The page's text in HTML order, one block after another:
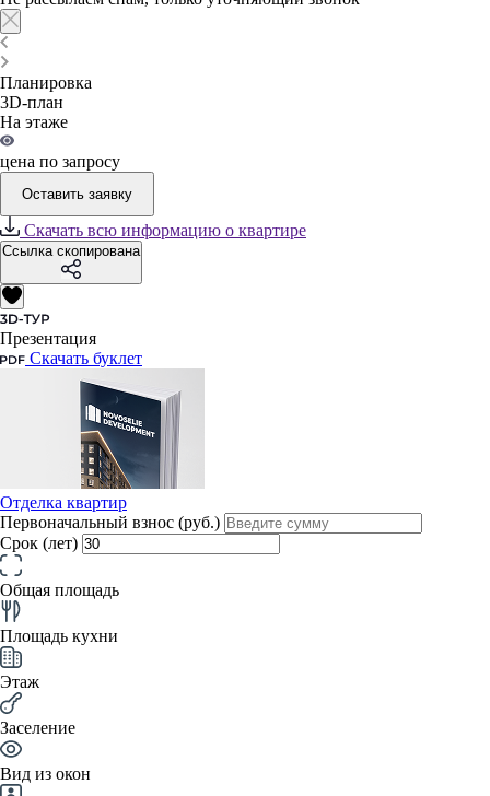
Планировка
3D-план
На этаже
цена по запросу
Оставить заявку
Скачать всю информацию о квартире
Ссылка скопирована
Презентация
Скачать буклет
Отделка квартир
Первоначальный взнос (руб.)
Срок (лет)
Общая площадь
Площадь кухни
Этаж
Заселение
Вид из окон